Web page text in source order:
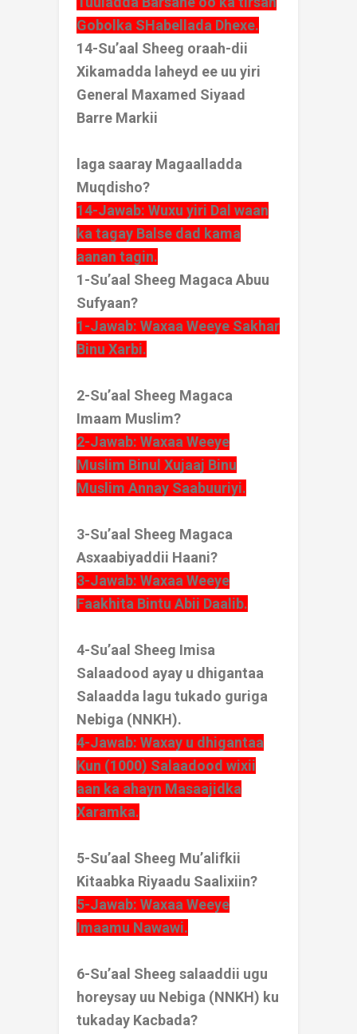
Gobolka SHabellada Dhexe.
14-Su’aal Sheeg oraah-dii
Xikamadda laheyd ee uu yiri
General Maxamed Siyaad
Barre Markii
laga saaray Magaalladda
Muqdisho?
14-Jawab: Wuxu yiri Dal waan
ka tagay Balse dad kama
aanan tagin.
1-Su’aal Sheeg Magaca Abuu
Sufyaan?
1-Jawab: Waxaa Weeye Sakhar
Binu Xarbi.
2-Su’aal Sheeg Magaca
Imaam Muslim?
2-Jawab: Waxaa Weeye
Muslim Binul Xujaaj Binu
Muslim Annay Saabuuriyi.
3-Su’aal Sheeg Magaca
Asxaabiyaddii Haani?
3-Jawab: Waxaa Weeye
Faakhita Bintu Abii Daalib.
4-Su’aal Sheeg Imisa
Salaadood ayay u dhigantaa
Salaadda lagu tukado guriga
Nebiga (NNKH).
4-Jawab: Waxay u dhigantaa
Kun (1000) Salaadood wixii
aan ka ahayn Masaajidka
Xaramka.
5-Su’aal Sheeg Mu’alifkii
Kitaabka Riyaadu Saalixiin?
5-Jawab: Waxaa Weeye
Imaamu Nawawi.
6-Su’aal Sheeg salaaddii ugu
horeysay uu Nebiga (NNKH) ku
tukaday Kacbada?